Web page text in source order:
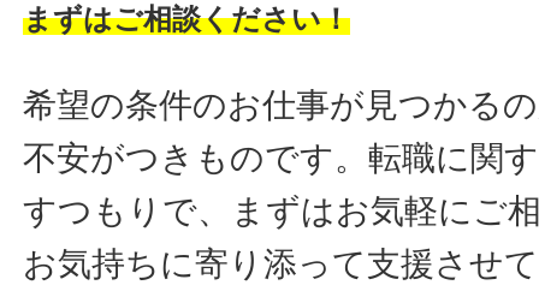
まずはご相談ください！
希望の条件のお仕事が見つかる
不安がつきものです。転職に関
すつもりで、まずはお気軽にご
お気持ちに寄り添って支援させ